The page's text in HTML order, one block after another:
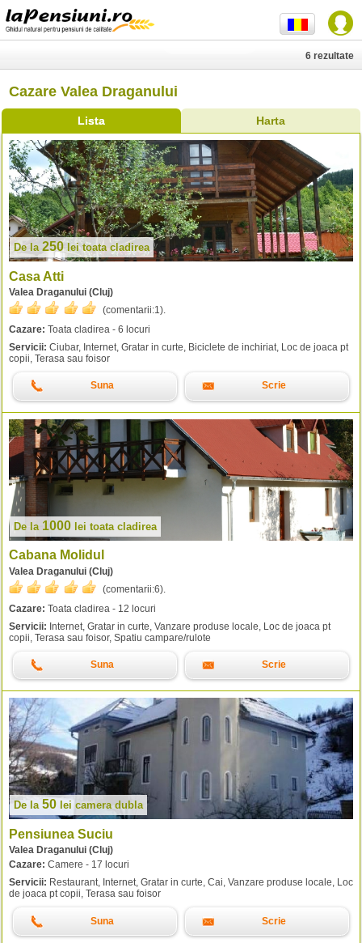
Cazare Valea Draganului
Lista Harta
6 rezultate
De la 250 lei toata cladirea
Casa Atti
Valea Draganului (Cluj)
(comentarii:1).
Cazare: Toata cladirea - 6 locuri
Servicii: Ciubar, Internet, Gratar in curte, Biciclete de inchiriat, Loc de joaca pt
copii, Terasa sau foisor
Suna Scrie
De la 1000 lei toata cladirea
Cabana Molidul
Valea Draganului (Cluj)
(comentarii:6).
Cazare: Toata cladirea - 12 locuri
Servicii: Internet, Gratar in curte, Vanzare produse locale, Loc de joaca pt
copii, Terasa sau foisor, Spatiu campare/rulote
Suna Scrie
De la 50 lei camera dubla
Pensiunea Suciu
Valea Draganului (Cluj)
Cazare: Camere - 17 locuri
Servicii: Restaurant, Internet, Gratar in curte, Cai, Vanzare produse locale, Loc
de joaca pt copii, Terasa sau foisor
Suna Scrie